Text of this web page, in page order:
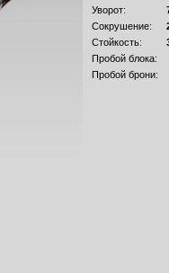
Уворот:
Сокрушение:
Стойкость:
Пробой блока:
Пробой брони: